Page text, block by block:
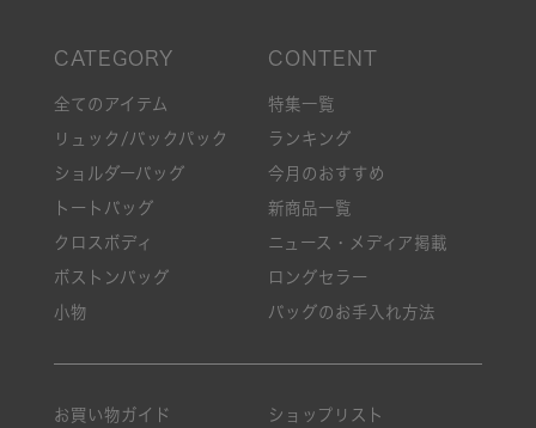
全てのアイテム
リュック/バックパック
ショルダーバッグ
トートバッグ
クロスボディ
ボストンバッグ
小物
特集一覧
ランキング
今月のおすすめ
新商品一覧
ニュース・メディア掲載
ロングセラー
バッグのお手入れ方法
お買い物ガイド ショップリスト